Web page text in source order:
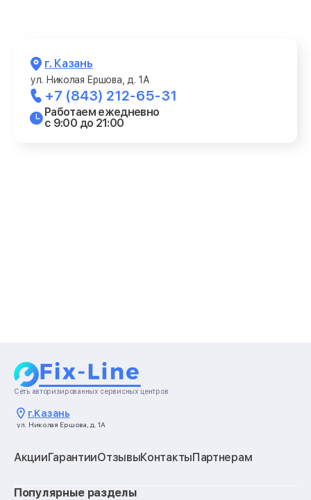
г. Казань
ул. Николая Ершова, д. 1А
+7 (843) 212-65-31
Работаем ежедневно
с 9:00 до 21:00
Сеть авторизированных сервисных центров
г.Казань
ул. Николая Ершова, д. 1А
АкцииГарантииОтзывыКонтактыПартнерам
Популярные разделы